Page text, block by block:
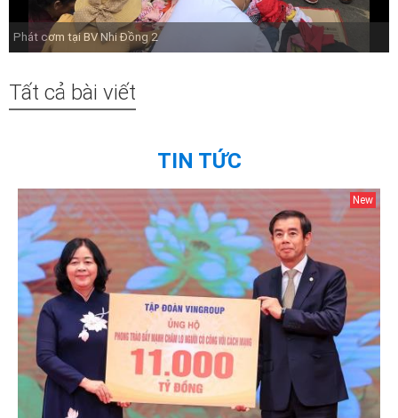
Phát cơm tại BV Nhi Đồng 2
Tất cả bài viết
TIN TỨC